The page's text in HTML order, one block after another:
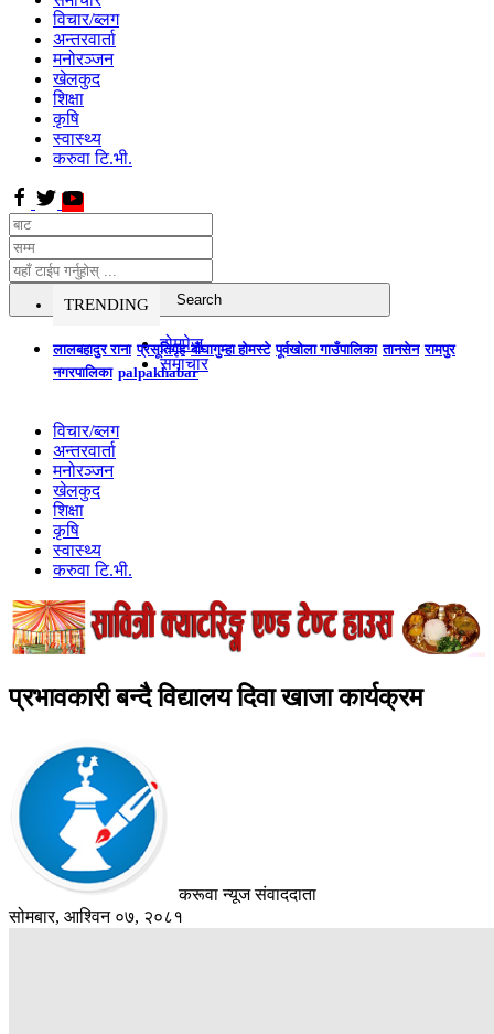
विचार/ब्लग
अन्तरवार्ता
मनोरञ्जन
खेलकुद
शिक्षा
कृषि
स्वास्थ्य
करुवा टि.भी.
TRENDING
लालबहादुर राना प्रसूतिगृह बौघागुम्हा होमस्टे पूर्वखोला गाउँपालिका तानसेन रामपुर
नगरपालिका palpakhabar
होमपेज
समाचार
विचार/ब्लग
अन्तरवार्ता
मनोरञ्जन
खेलकुद
शिक्षा
कृषि
स्वास्थ्य
करुवा टि.भी.
प्रभावकारी बन्दै विद्यालय दिवा खाजा कार्यक्रम
करूवा न्यूज संवाददाता
सोमबार, आश्विन ०७, २०८१